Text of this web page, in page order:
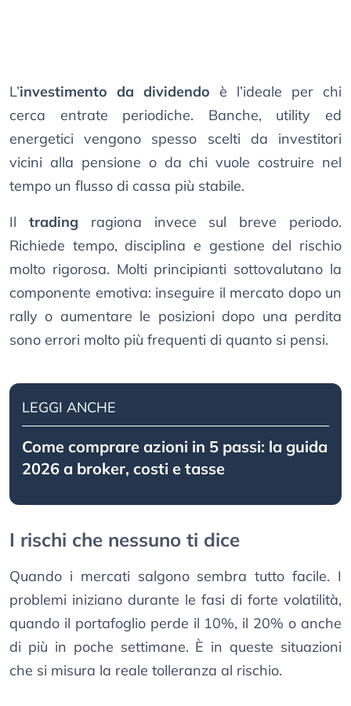
L’investimento da dividendo è l’ideale per chi
cerca entrate periodiche. Banche, utility ed
energetici vengono spesso scelti da investitori
vicini alla pensione o da chi vuole costruire nel
tempo un flusso di cassa più stabile.
Il trading ragiona invece sul breve periodo.
Richiede tempo, disciplina e gestione del rischio
molto rigorosa. Molti principianti sottovalutano la
componente emotiva: inseguire il mercato dopo un
rally o aumentare le posizioni dopo una perdita
sono errori molto più frequenti di quanto si pensi.
LEGGI ANCHE
Come comprare azioni in 5 passi: la guida
2026 a broker, costi e tasse
I rischi che nessuno ti dice
Quando i mercati salgono sembra tutto facile. I
problemi iniziano durante le fasi di forte volatilità,
quando il portafoglio perde il 10%, il 20% o anche
di più in poche settimane. È in queste situazioni
che si misura la reale tolleranza al rischio.